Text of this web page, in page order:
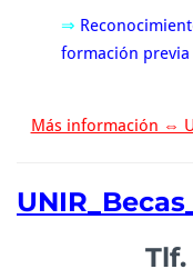
⇒
formación previa
Más información ⇔
Tlf.